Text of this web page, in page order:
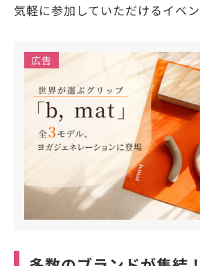
気軽に参加していただけるイベ
広告